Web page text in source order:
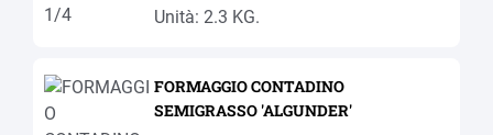
Unità: 2.3 KG.
FORMAGGIO CONTADINO
SEMIGRASSO 'ALGUNDER'